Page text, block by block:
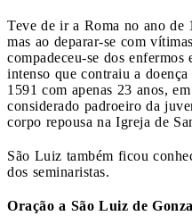
Teve de ir a Roma no ano de
mas ao deparar-se com
compadeceu-se dos
intenso que contraiu a
1591 com apenas 23 anos,
considerado padroeiro da
corpo repousa na Igreja de
São Luiz também ficou
dos seminaristas.
Oração a São Luiz de